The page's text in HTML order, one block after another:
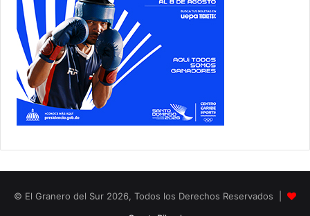
© El Granero del Sur 2026, Todos los Derechos Reservados |